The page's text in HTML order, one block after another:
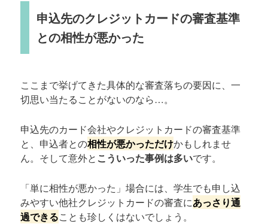
申込先のクレジットカードの審査基準
との相性が悪かった
ここまで挙げてきた具体的な審査落ちの要因に、一
切思い当たることがないのなら…。
申込先のカード会社やクレジットカードの審査基準
と、申込者との相性が悪かっただけかもしれませ
ん。そして意外と こういった事例は多いです。
「単に相性が悪かった」場合には、学生でも申し込
みやすい他社クレジットカードの審査にあっさり通
過できることも珍しくはないでしょう。